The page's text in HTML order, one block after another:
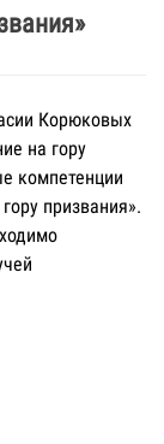
Корюковых
на гору
компетенции
призвания».